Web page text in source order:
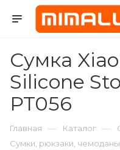
Сумка
Silicone
PT056
Главная — Каталог —
Сумки, рюкзаки, чемоданы